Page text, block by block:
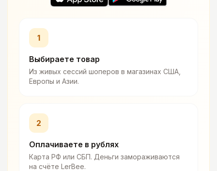
1
Выбираете товар
Из живых сессий шоперов в магазинах США,
Европы и Азии.
2
Оплачиваете в рублях
Карта РФ или СБП. Деньги замораживаются
на счёте LerBee.